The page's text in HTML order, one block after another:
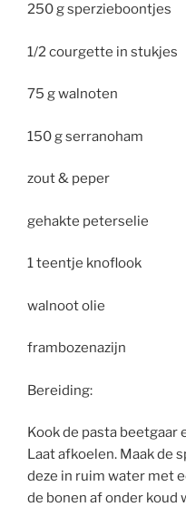
250 g sperzieboontjes
1/2 courgette in stukjes
75 g walnoten
150 g serranoham
zout & peper
gehakte peterselie
1 teentje knoflook
walnoot olie
frambozenazijn
Bereiding:
Kook de pasta beetgaar
Laat afkoelen. Maak de
deze in ruim water met
de bonen af onder koud